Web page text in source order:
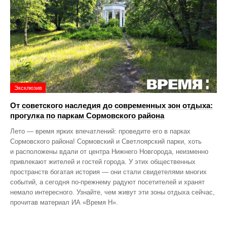
Эксклюзив
От советского наследия до современных зон отдыха:
прогулка по паркам Сормовского района
Лето — время ярких впечатлений: проведите его в парках
Сормовского района! Сормовский и Светлоярский парки, хоть
и расположены вдали от центра Нижнего Новгорода, неизменно
привлекают жителей и гостей города. У этих общественных
пространств богатая история — они стали свидетелями многих
событий, а сегодня по‑прежнему радуют посетителей и хранят
немало интересного. Узнайте, чем живут эти зоны отдыха сейчас,
прочитав материал ИА «Время Н».